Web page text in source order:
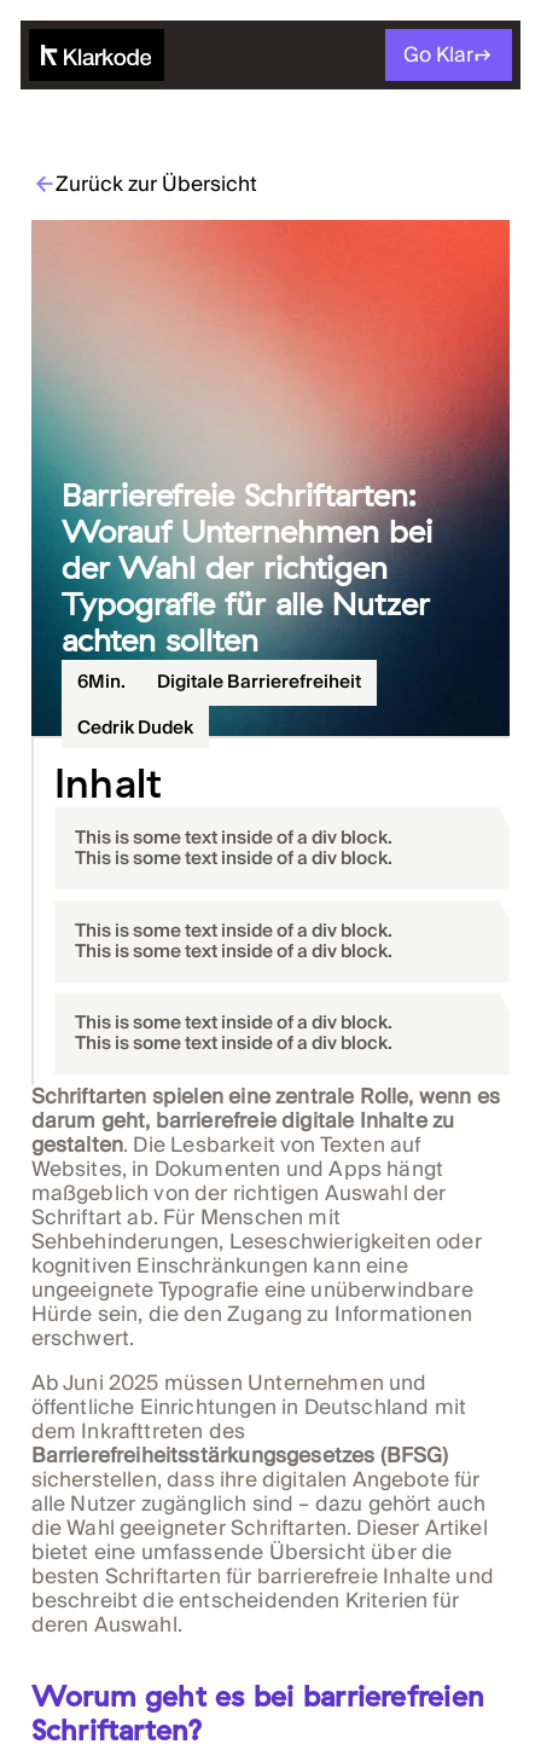
Go Klar
Zurück zur Übersicht
Barrierefreie Schriftarten:
Worauf Unternehmen bei
der Wahl der richtigen
Typografie für alle Nutzer
achten sollten
6Min.
Digitale Barrierefreiheit
Cedrik Dudek
Inhalt
This is some text inside of a div block.
This is some text inside of a div block.
This is some text inside of a div block.
This is some text inside of a div block.
This is some text inside of a div block.
This is some text inside of a div block.
Schriftarten spielen eine zentrale Rolle, wenn es
darum geht, barrierefreie digitale Inhalte zu
gestalten. Die Lesbarkeit von Texten auf
Websites, in Dokumenten und Apps hängt
maßgeblich von der richtigen Auswahl der
Schriftart ab. Für Menschen mit
Sehbehinderungen, Leseschwierigkeiten oder
kognitiven Einschränkungen kann eine
ungeeignete Typografie eine unüberwindbare
Hürde sein, die den Zugang zu Informationen
erschwert.
Ab Juni 2025 müssen Unternehmen und
öffentliche Einrichtungen in Deutschland mit
dem Inkrafttreten des
Barrierefreiheitsstärkungsgesetzes (BFSG)
sicherstellen, dass ihre digitalen Angebote für
alle Nutzer zugänglich sind – dazu gehört auch
die Wahl geeigneter Schriftarten. Dieser Artikel
bietet eine umfassende Übersicht über die
besten Schriftarten für barrierefreie Inhalte und
beschreibt die entscheidenden Kriterien für
deren Auswahl.
Worum geht es bei barrierefreien
Schriftarten?